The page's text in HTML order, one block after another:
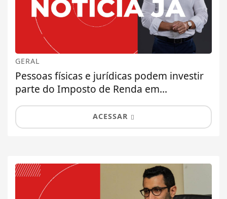
GERAL
Pessoas físicas e jurídicas podem investir
parte do Imposto de Renda em...
ACESSAR